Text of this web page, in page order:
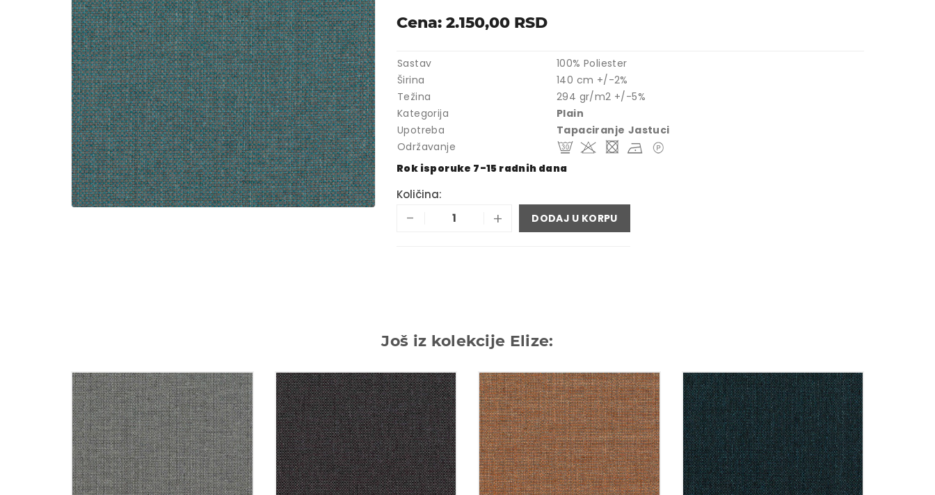
Cena: 2.150,00 RSD
Sastav
100% Poliester
Širina
140 cm +/-2%
Težina
294 gr/m2 +/-5%
Kategorija
Plain
Upotreba
Tapaciranje Jastuci
Održavanje
Rok isporuke 7-15 radnih dana
Količina:
- + DODAJ U KORPU
Još iz kolekcije Elize: